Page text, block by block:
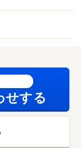
せする